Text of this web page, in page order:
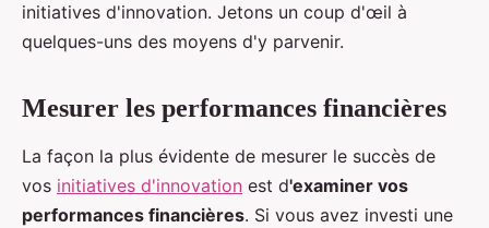
initiatives d'innovation. Jetons un coup d'œil à
quelques-uns des moyens d'y parvenir.
Mesurer les performances financières
La façon la plus évidente de mesurer le succès de
vos initiatives d'innovation est d'examiner vos
performances financières. Si vous avez investi une